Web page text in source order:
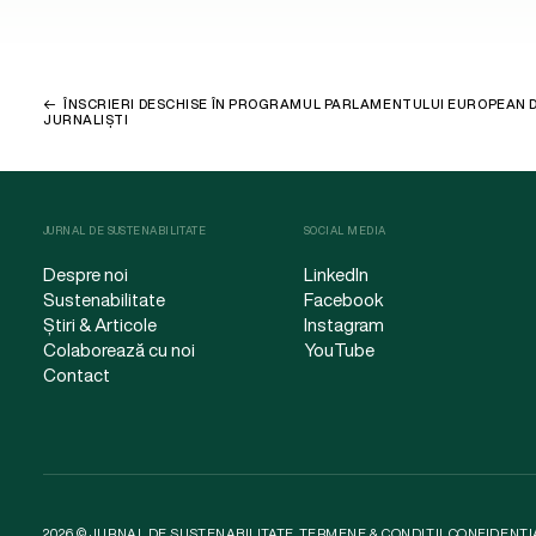
ÎNSCRIERI DESCHISE ÎN PROGRAMUL PARLAMENTULUI EUROPEAN
JURNALIȘTI
JURNAL DE SUSTENABILITATE
Despre noi
Sustenabilitate
Știri & Articole
Colaborează cu noi
Contact
SOCIAL MEDIA
LinkedIn
Facebook
Instagram
YouTube